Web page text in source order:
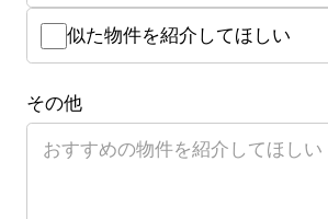
似た物件を紹介してほしい
その他